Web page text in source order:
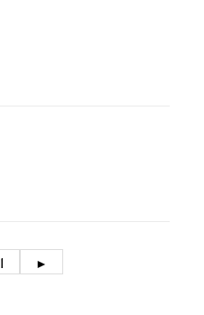
1 ►